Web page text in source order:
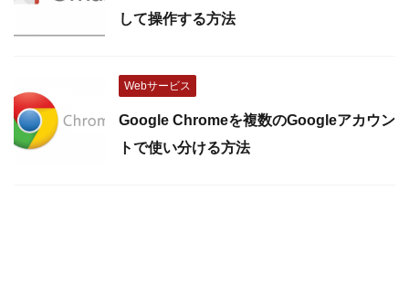
して操作する方法
Webサービス
Google Chromeを複数のGoogleアカウン
トで使い分ける方法